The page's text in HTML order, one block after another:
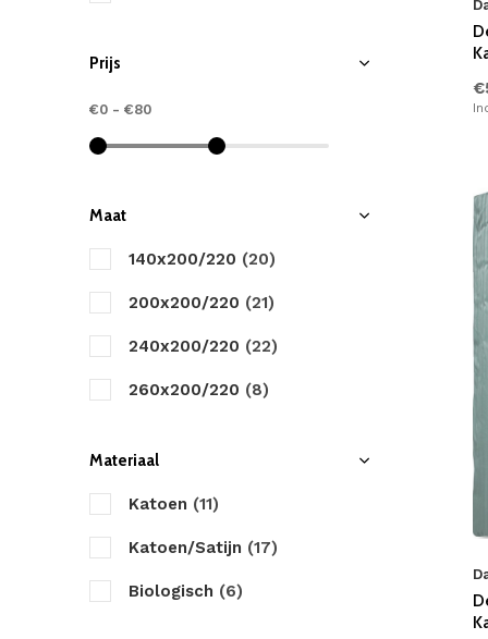
Descanso
Dreamhouse
Dreamzz
Fancy Embroidery
HIP
Happiness
Heckett & Lane
Little Monster
Prijs
€0 - €80
Maat
140x200/220 (20)
200x200/220 (21)
240x200/220 (22)
260x200/220 (8)
Materiaal
Katoen (11)
Katoen/Satijn (17)
Biologisch (6)